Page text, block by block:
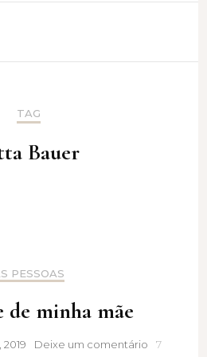
Amaro
TAG
Bauer
PESSOAS
de minha mãe
Deixe um comentárioO7